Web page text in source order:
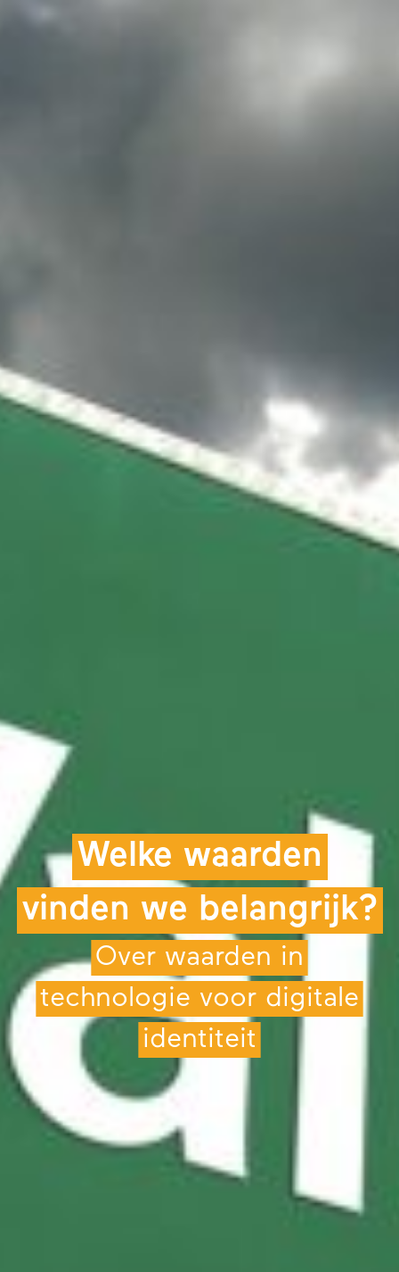
Welke waarden
vinden we belangrijk?
Over waarden in
technologie voor digitale
identiteit